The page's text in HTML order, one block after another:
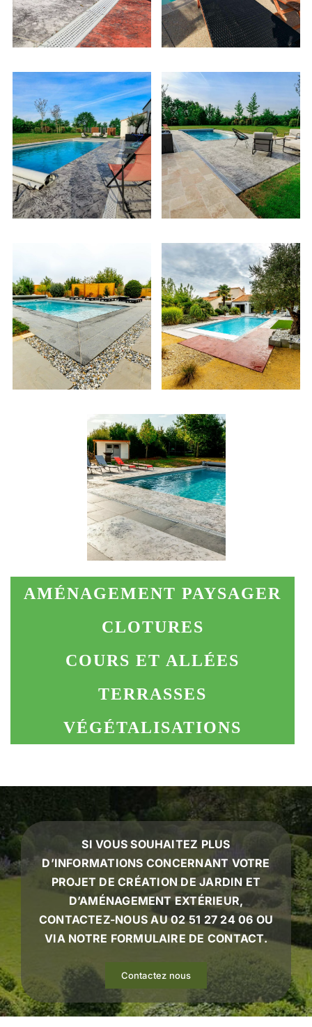
AMÉNAGEMENT PAYSAGER
CLOTURES
COURS ET ALLÉES
TERRASSES
VÉGÉTALISATIONS
SI VOUS SOUHAITEZ PLUS
D’INFORMATIONS CONCERNANT VOTRE
PROJET DE CRÉATION DE JARDIN ET
D’AMÉNAGEMENT EXTÉRIEUR,
CONTACTEZ-NOUS AU 02 51 27 24 06OU
VIA NOTRE FORMULAIRE DE CONTACT.
Contactez nous